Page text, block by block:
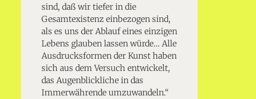
sind, daß wir tiefer in die
Gesamtexistenz einbezogen sind,
als es uns der Ablauf eines einzigen
Lebens glauben lassen würde… Alle
Ausdrucksformen der Kunst haben
sich aus dem Versuch entwickelt,
das Augenblickliche in das
Immerwährende umzuwandeln.“